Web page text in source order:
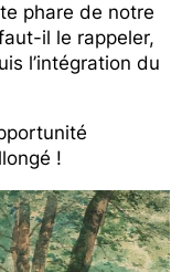
phare de notre
il le rappeler,
l’intégration du
!